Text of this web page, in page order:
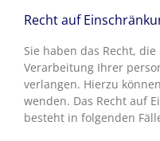
Recht auf
Sie haben das Recht,
Verarbeitung Ihrer
verlangen. Hierzu
wenden. Das Recht auf
besteht in folgenden